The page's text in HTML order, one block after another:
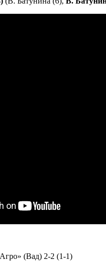
(Вад) 2-2 (1-1)